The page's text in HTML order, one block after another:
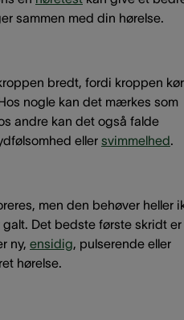
sammen med din hørelse.
bredt, fordi kroppen
nogle kan det mærkes som
andre kan det også falde
eller svimmelhed.
men den behøver heller
Det bedste første skridt er
ny, ensidig, pulserende eller
hørelse.